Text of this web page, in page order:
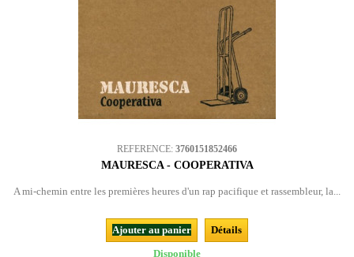
REFERENCE: 3760151852466
MAURESCA - COOPERATIVA
A mi-chemin entre les premières heures d'un rap pacifique et rassembleur, la...
Ajouter au panier
Détails
Disponible